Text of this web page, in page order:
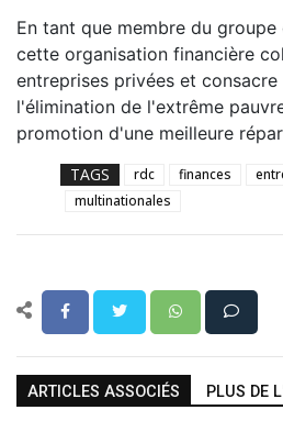
En tant que membre du groupe
cette organisation financière
entreprises privées et
l'élimination de l'extrême
promotion d'une meilleure
TAGS rdc finances
multinationales
ARTICLES ASSOCIÉS PLUS DE